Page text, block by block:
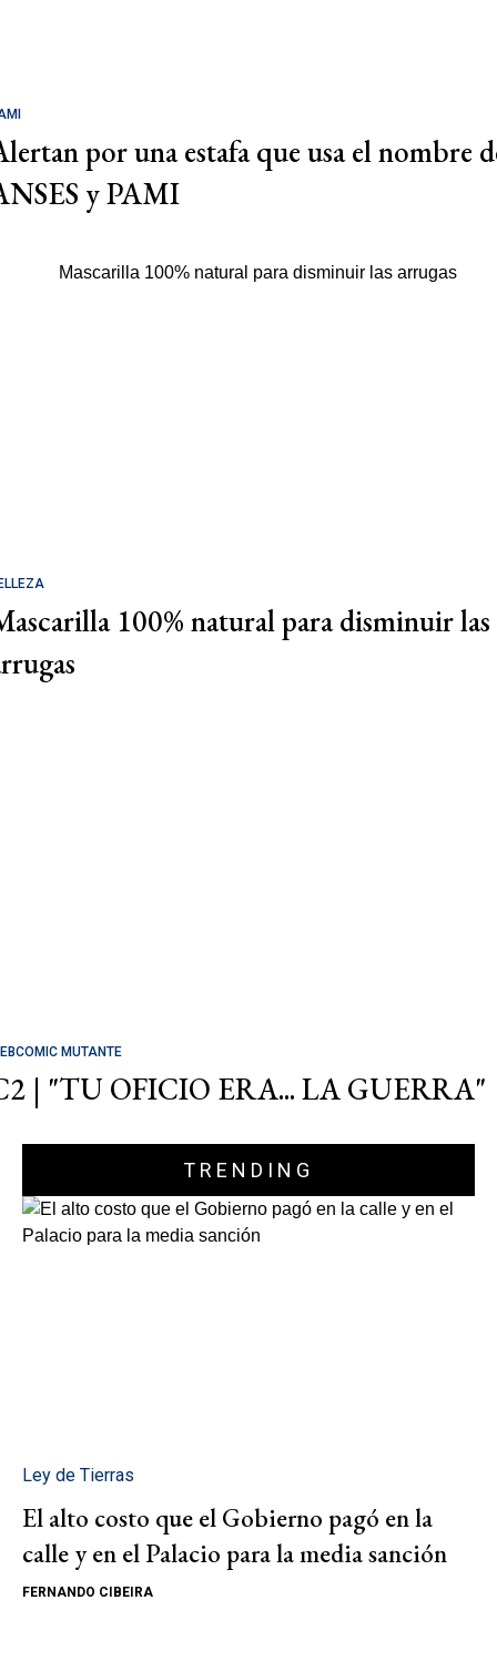
por una estafa que usa el nombre
y PAMI
100% natural para disminuir las
MUTANTE
| "TU OFICIO ERA... LA GUERRA"
TRENDING
Ley de Tierras
El alto costo que el Gobierno pagó en la
calle y en el Palacio para la media sanción
FERNANDO CIBEIRA